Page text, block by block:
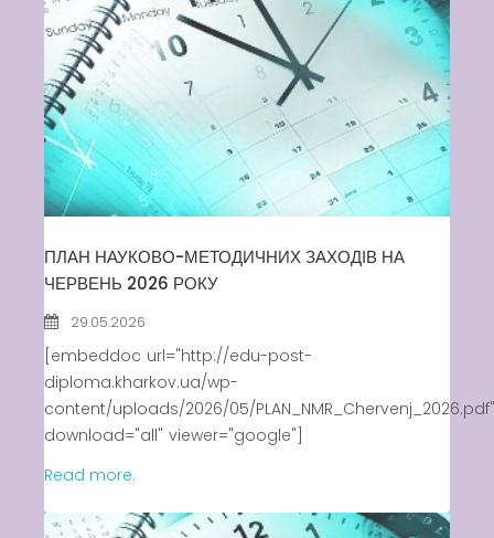
Latter match class
Swimming Lessons at New
Pool
Play is Our Brain’s Favorite
New Friends Everyday at
ПЛАН НАУКОВО-МЕТОДИЧНИХ ЗАХОДІВ НА
ЧЕРВЕНЬ 2026 РОКУ
29.05.2026
[embeddoc url="http://edu-post-
diploma.kharkov.ua/wp-
content/uploads/2026/05/PLAN_NMR_Chervenj_2026.pdf"
download="all" viewer="google"]
Read more.